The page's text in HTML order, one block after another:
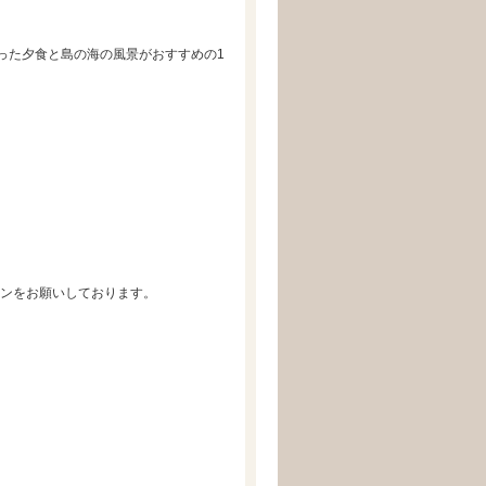
た夕食と島の海の風景がおすすめの1
をお願いしております。